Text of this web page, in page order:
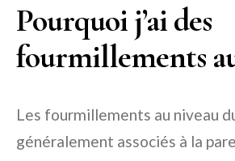
Pourquoi j’ai des
fourmillements
Les fourmillements au niveau
généralement associés à la